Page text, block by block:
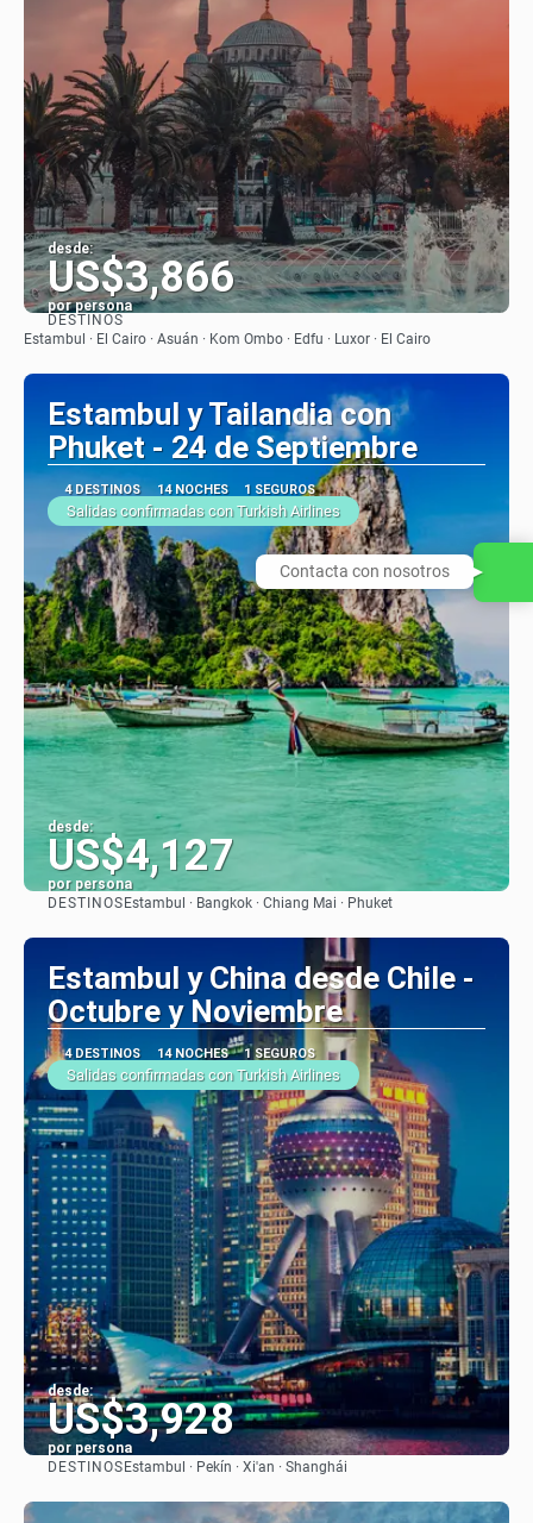
desde:
US$3,866
por persona
Ver
DESTINOS
Estambul · El Cairo · Asuán · Kom Ombo · Edfu · Luxor · El Cairo
Estambul y Tailandia con
Phuket - 24 de Septiembre
4 DESTINOS 14 NOCHES 1 SEGUROS
Salidas confirmadas con Turkish Airlines
desde:
US$4,127
por persona
DESTINOS Estambul · Bangkok · Chiang Mai · Phuket
Estambul y China desde Chile -
Octubre y Noviembre
4 DESTINOS 14 NOCHES 1 SEGUROS
Salidas confirmadas con Turkish Airlines
desde:
US$3,928
por persona
DESTINOS Estambul · Pekín · Xi'an · Shanghái
Contacta con nosotros